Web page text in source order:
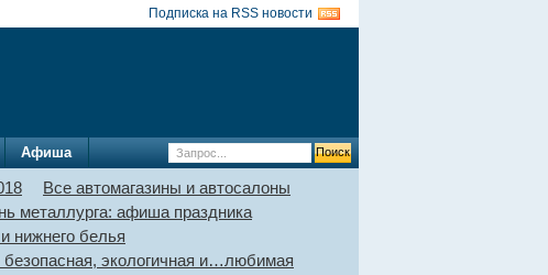
Подписка на RSS новости
Афиша
Все автомагазины и автосалоны
металлурга: афиша праздника
нижнего белья
безопасная, экологичная и…любимая